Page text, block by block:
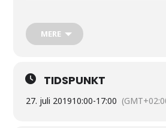
Jordløsevej 21, 5672 Broby
Ejlsøgaard.dk
MERE
TIDSPUNKT
27. juli 201910:00-17:00